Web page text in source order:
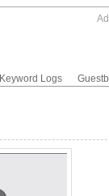
Keyword Logs